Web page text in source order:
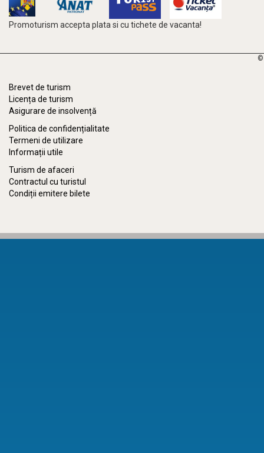
Promoturism accepta plata si cu tichete de vacanta!
©
Brevet de turism
Licența de turism
Asigurare de insolvență
Politica de confidențialitate
Termeni de utilizare
Informații utile
Turism de afaceri
Contractul cu turistul
Condiții emitere bilete